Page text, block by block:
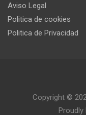
Aviso Legal
Politica de cookies
Politica de Privacidad
Copyright ©
Proudly